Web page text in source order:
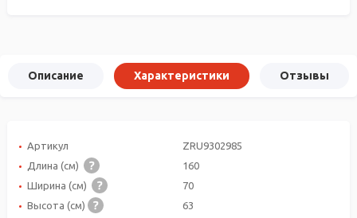
Описание Характеристики Отзывы
Артикул
ZRU9302985
Длина (см)
160
Ширина (см)
70
Высота (см)
63